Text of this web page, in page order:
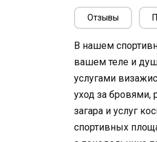
Отзывы
В нашем
вашем теле и
услугами
уход за бровями,
загара и услуг
спортивных